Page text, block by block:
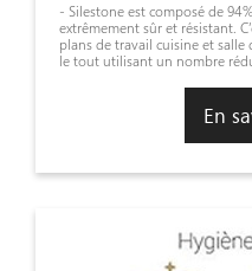
- Silestone est composé de
extrêmement sûr et résistant.
plans de travail cuisine et salle
le tout utilisant un nombre
En